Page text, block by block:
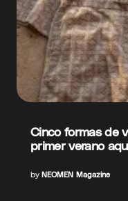
Cinco formas de
primer verano
by NEOMEN Magazine